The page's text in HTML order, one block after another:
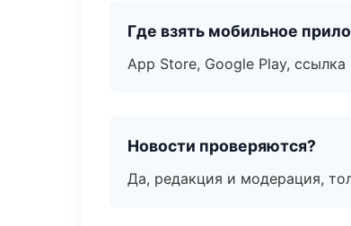
Где взять мобильное
App Store, Google Play, ссылка
Новости проверяются?
Да, редакция и модерация,